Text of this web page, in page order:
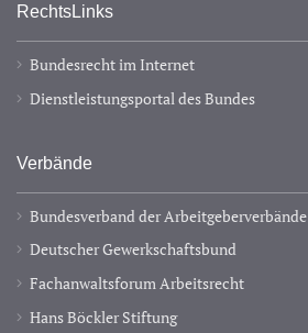
RechtsLinks
Bundesrecht im Internet
Dienstleistungsportal des Bundes
Verbände
Bundesverband der Arbeitgeberverbände
Deutscher Gewerkschaftsbund
Fachanwaltsforum Arbeitsrecht
Hans Böckler Stiftung